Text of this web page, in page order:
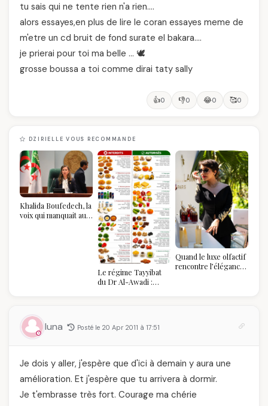
tu sais qui ne tente rien n'a rien….
alors essayes,en plus de lire le coran essayes meme de
m'etre un cd bruit de fond surate el bakara….
je prierai pour toi ma belle … 🕊️
grosse boussa a toi comme dirai taty sally
👍0 👎0 😂0 🥰0
DZIRIELLE VOUS RECOMMANDE
Khalida Boufedech, la
voix qui manquait au
Le régime Tayyibat
du Dr Al-Awadi :
vraiment savoir
Quand le luxe olfactif
rencontre l’élégance
luna Posté le 20 Apr 2011 à 17:51
Je dois y aller, j'espère que d'ici à demain y aura une
amélioration. Et j'espère que tu arrivera à dormir.
Je t'embrasse très fort. Courage ma chérie